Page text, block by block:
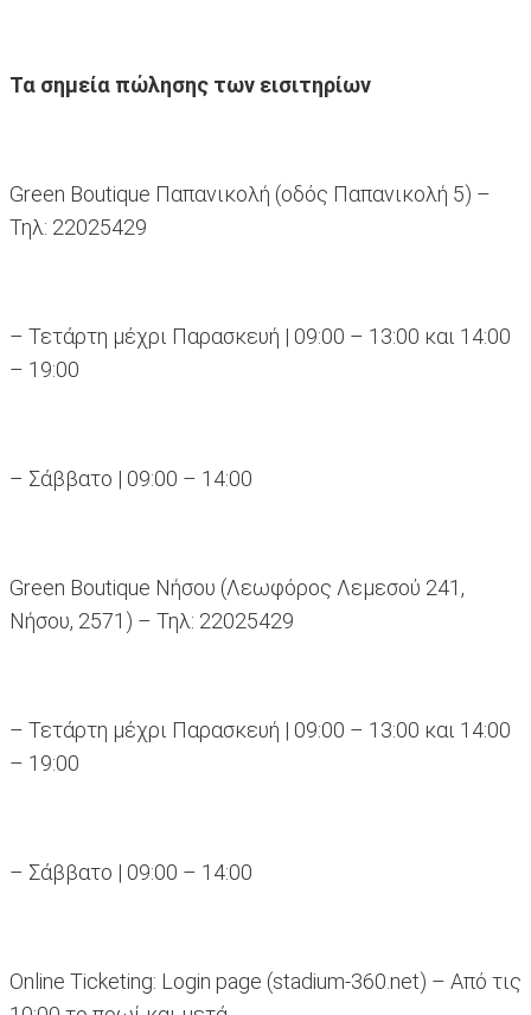
Τα σημεία πώλησης των εισιτηρίων
Green Boutique Παπανικολή (οδός Παπανικολή 5) –
Τηλ: 22025429
– Τετάρτη μέχρι Παρασκευή | 09:00 – 13:00 και 14:00
– 19:00
– Σάββατο | 09:00 – 14:00
Green Boutique Νήσου (Λεωφόρος Λεμεσού 241,
Νήσου, 2571) – Τηλ: 22025429
– Τετάρτη μέχρι Παρασκευή | 09:00 – 13:00 και 14:00
– 19:00
– Σάββατο | 09:00 – 14:00
Online Ticketing: Login page (stadium-360.net) – Από τις